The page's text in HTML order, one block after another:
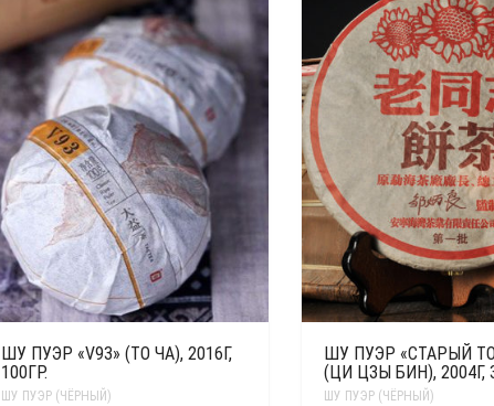
ШУ ПУЭР «V93» (ТО ЧА), 2016Г,
100ГР.
ШУ ПУЭР (ЧЁРНЫЙ)
ШУ ПУЭР «СТАРЫЙ
(ЦИ ЦЗЫ БИН), 2004Г,
ШУ ПУЭР (ЧЁРНЫЙ)